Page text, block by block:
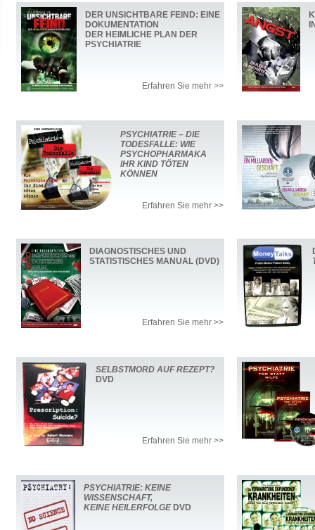
DER UNSICHTBARE FEIND: EINE
DOKUMENTATION
DER HEIMLICHE PLAN DER
PSYCHIATRIE
Erfahren Sie mehr >>
PSYCHIATRIE – DIE
TODESFALLE: WIE
PSYCHOPHARMAKA
IHR KIND TÖTEN
KÖNNEN
Erfahren Sie mehr >>
DIAGNOSTISCHES UND
STATISTISCHES MANUAL (DVD)
Erfahren Sie mehr >>
SELBSTMORD AUF REZEPT?
DVD
Erfahren Sie mehr >>
PSYCHIATRIE: KEINE
WISSENSCHAFT,
KEINE HEILERFOLGEDVD